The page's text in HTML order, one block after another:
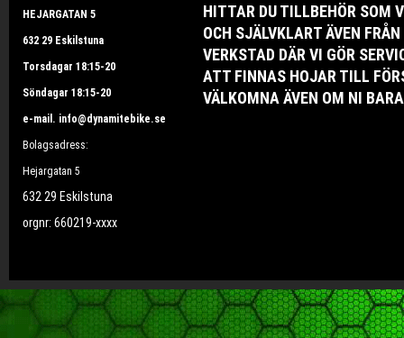
HEJARGATAN 5
632 29 Eskilstuna
Torsdagar 18:15-20
Söndagar 18:15-20
e-mail. info@dynamitebike.se
Bolagsadress:
Hejargatan 5
632 29 Eskilstuna
orgnr: 660219-xxxx
HITTAR DU TILLBEHÖR SOM
OCH SJÄLVKLART ÄVEN
VERKSTAD DÄR VI GÖR
ATT FINNAS HOJAR TILL
VÄLKOMNA ÄVEN OM NI